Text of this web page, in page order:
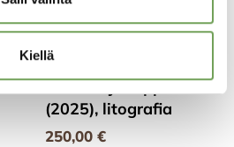
Kiellä
Partanen, Marja-
Liisa: Kirjanoppinut
(2025), litografia
250,00 €